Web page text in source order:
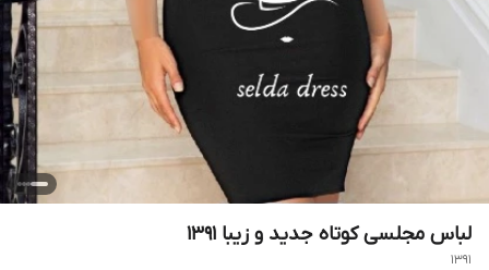
لباس مجلسی کوتاه جدید و زیبا ۱۳۹۱
1391